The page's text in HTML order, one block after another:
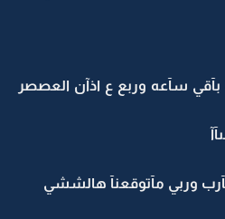
ابومحمد : آلحين السآعه 2 بآقي سآعه وربع ع اذآن العصصر
وربي مآتوقعنآ هالششي